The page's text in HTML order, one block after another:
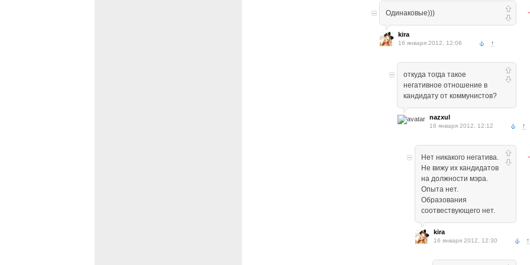
Одинаковые)))
kira
16 января 2012, 12:06 ↑
откуда тогда такое
негативное отношение в
кандидату от коммунистов?
nazxul
16 января 2012, 12:12 ↑
Нет никакого негатива.
Не вижу их кандидатов
на должности мэра.
Опыта нет.
Образования
соотвествующего нет.
kira
16 января 2012, 12:30 ↑